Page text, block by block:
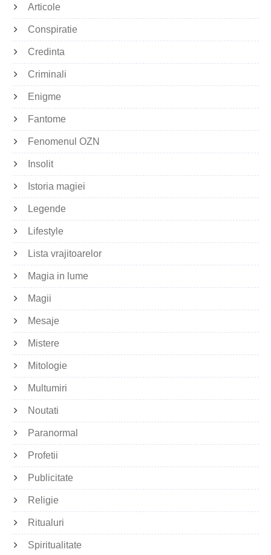
Articole
Conspiratie
Credinta
Criminali
Enigme
Fantome
Fenomenul OZN
Insolit
Istoria magiei
Legende
Lifestyle
Lista vrajitoarelor
Magia in lume
Magii
Mesaje
Mistere
Mitologie
Multumiri
Noutati
Paranormal
Profetii
Publicitate
Religie
Ritualuri
Spiritualitate